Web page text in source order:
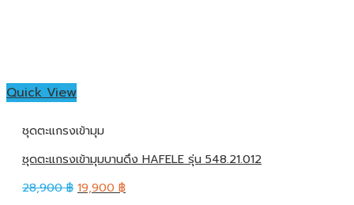
Quick View
ชุดตะแกรงเข้ามุม
ชุดตะแกรงเข้ามุมบานดึง HAFELE รุ่น 548.21.012
28,900฿ 19,900฿